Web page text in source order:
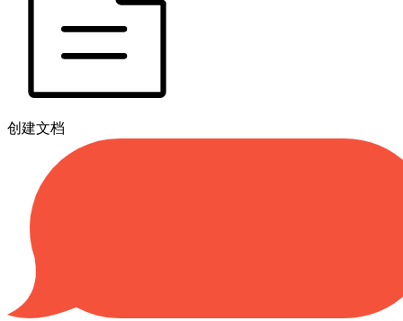
创建文档